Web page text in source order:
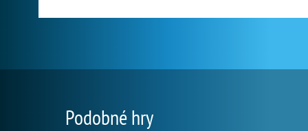
Podobné hry